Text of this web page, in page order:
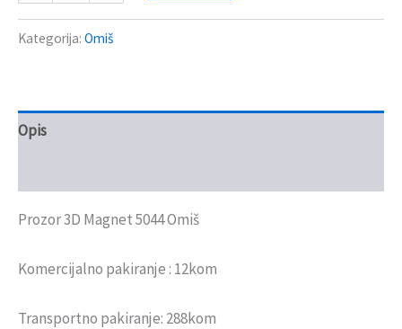
Kategorija: Omiš
Opis
Prozor 3D Magnet 5044 Omiš
Komercijalno pakiranje : 12kom
Transportno pakiranje: 288kom